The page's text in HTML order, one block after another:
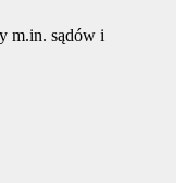
m.in. sądów i